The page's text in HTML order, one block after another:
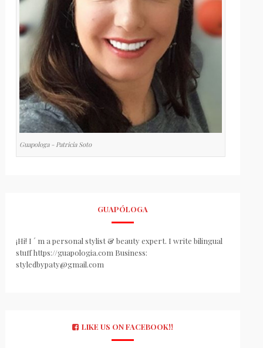
Guapologa - Patricia Soto
GUAPÓLOGA
¡Hi! I ´ m a personal stylist & beauty expert. I write bilingual
stuff https://guapologia.com Business:
styledbypaty@gmail.com
LIKE US ON FACEBOOK!!